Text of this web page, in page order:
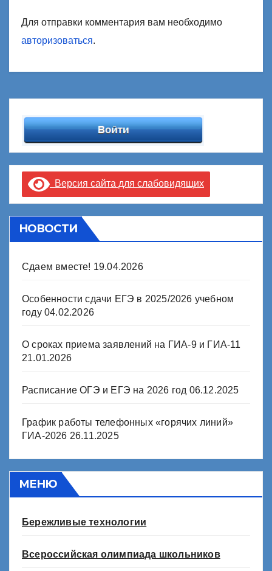
Для отправки комментария вам необходимо
авторизоваться.
Версия сайта для слабовидящих
НОВОСТИ
Сдаем вместе! 19.04.2026
Особенности сдачи ЕГЭ в 2025/2026 учебном
году 04.02.2026
О сроках приема заявлений на ГИА-9 и ГИА-11
21.01.2026
Расписание ОГЭ и ЕГЭ на 2026 год 06.12.2025
График работы телефонных «горячих линий»
ГИА-2026 26.11.2025
МЕНЮ
Бережливые технологии
Всероссийская олимпиада школьников